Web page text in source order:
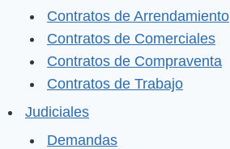
Contratos de Arrendamiento
Contratos de Comerciales
Contratos de Compraventa
Contratos de Trabajo
Judiciales
Demandas